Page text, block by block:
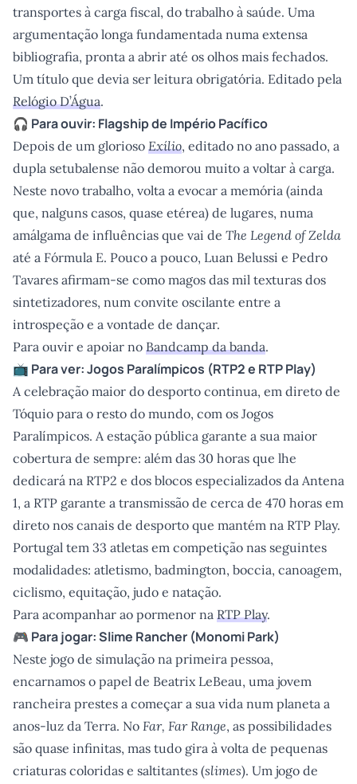
transportes à carga fiscal, do trabalho à saúde. Uma
argumentação longa fundamentada numa extensa
bibliografia, pronta a abrir até os olhos mais fechados.
Um título que devia ser leitura obrigatória. Editado pela
Relógio D’Água.
🎧 Para ouvir: Flagshipde Império Pacífico
Depois de um glorioso Exílio, editado no ano passado, a
dupla setubalense não demorou muito a voltar à carga.
Neste novo trabalho, volta a evocar a memória (ainda
que, nalguns casos, quase etérea) de lugares, numa
amálgama de influências que vai de The Legend of Zelda
até a Fórmula E. Pouco a pouco, Luan Belussi e Pedro
Tavares afirmam-se como magos das mil texturas dos
sintetizadores, num convite oscilante entre a
introspeção e a vontade de dançar.
Para ouvir e apoiar no Bandcamp da banda.
📺 Para ver: Jogos Paralímpicos (RTP2 e RTP Play)
A celebração maior do desporto continua, em direto de
Tóquio para o resto do mundo, com os Jogos
Paralímpicos. A estação pública garante a sua maior
cobertura de sempre: além das 30 horas que lhe
dedicará na RTP2 e dos blocos especializados da Antena
1, a RTP garante a transmissão de cerca de 470 horas em
direto nos canais de desporto que mantém na RTP Play.
Portugal tem 33 atletas em competição nas seguintes
modalidades: atletismo, badmington, boccia, canoagem,
ciclismo, equitação, judo e natação.
Para acompanhar ao pormenor na RTP Play.
🎮 Para jogar:Slime Rancher (Monomi Park)
Neste jogo de simulação na primeira pessoa,
encarnamos o papel de Beatrix LeBeau, uma jovem
rancheira prestes a começar a sua vida num planeta a
anos-luz da Terra. No Far, Far Range, as possibilidades
são quase infinitas, mas tudo gira à volta de pequenas
criaturas coloridas e saltitantes (slimes). Um jogo de